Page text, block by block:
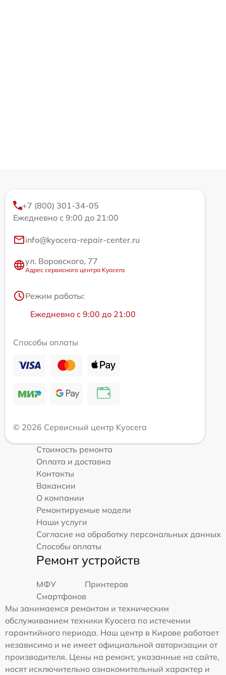
+7 (800) 301-34-05
Ежедневно с 9:00 до 21:00
info@kyocera-repair-center.ru
ул. Воровского, 77
Адрес сервисного центра Kyocera
Режим работы:
Ежедневно с 9:00 до 21:00
Способы оплаты
© 2026 Сервисный центр Kyocera
Стоимость ремонта
Оплата и доставка
Контакты
Вакансии
О компании
Ремонтируемые модели
Наши услуги
Согласие на обработку персональных данных
Способы оплаты
Ремонт устройств
МФУ
Принтеров
Смартфонов
Мы занимаемся ремонтом и техническим
обслуживанием техники Kyocera по истечении
гарантийного периода. Наш центр в Кирове работает
независимо и не имеет официальной авторизации от
производителя. Цены на ремонт, указанные на сайте,
носят исключительно ознакомительный характер и